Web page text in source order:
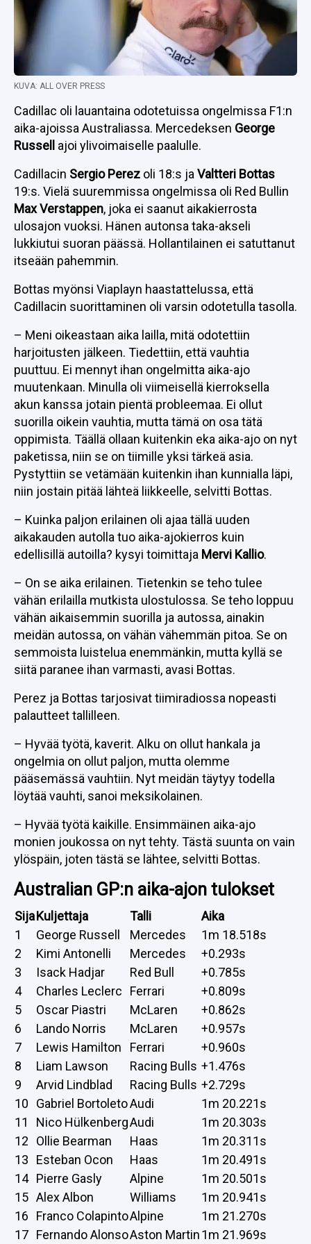
KUVA: ALL OVER PRESS
Cadillac oli lauantaina odotetuissa ongelmissa F1:n
aika-ajoissa Australiassa. Mercedeksen George
Russell
ajoi ylivoimaiselle paalulle.
Cadillacin Sergio Perez oli 18:s ja Valtteri Bottas
19:s. Vielä suuremmissa ongelmissa oli Red Bullin
Max Verstappen, joka ei saanut aikakierrosta
ulosajon vuoksi. Hänen autonsa taka-akseli
lukkiutui suoran päässä. Hollantilainen ei satuttanut
itseään pahemmin.
Bottas myönsi Viaplayn haastattelussa, että
Cadillacin suorittaminen oli varsin odotetulla tasolla.
– Meni oikeastaan aika lailla, mitä odotettiin
harjoitusten jälkeen. Tiedettiin, että vauhtia
puuttuu. Ei mennyt ihan ongelmitta aika-ajo
muutenkaan. Minulla oli viimeisellä kierroksella
akun kanssa jotain pientä probleemaa. Ei ollut
suorilla oikein vauhtia, mutta tämä on osa tätä
oppimista. Täällä ollaan kuitenkin eka aika-ajo on nyt
paketissa, niin se on tiimille yksi tärkeä asia.
Pystyttiin se vetämään kuitenkin ihan kunnialla läpi,
niin jostain pitää lähteä liikkeelle, selvitti Bottas.
– Kuinka paljon erilainen oli ajaa tällä uuden
aikakauden autolla tuo aika-ajokierros kuin
edellisillä autoilla? kysyi toimittaja Mervi Kallio.
– On se aika erilainen. Tietenkin se teho tulee
vähän erilailla mutkista ulostulossa. Se teho loppuu
vähän aikaisemmin suorilla ja autossa, ainakin
meidän autossa, on vähän vähemmän pitoa. Se on
semmoista luistelua enemmänkin, mutta kyllä se
siitä paranee ihan varmasti, avasi Bottas.
Perez ja Bottas tarjosivat tiimiradiossa nopeasti
palautteet tallilleen.
– Hyvää työtä, kaverit. Alku on ollut hankala ja
ongelmia on ollut paljon, mutta olemme
pääsemässä vauhtiin. Nyt meidän täytyy todella
löytää vauhti, sanoi meksikolainen.
– Hyvää työtä kaikille. Ensimmäinen aika-ajo
monien joukossa on nyt tehty. Tästä suunta on vain
ylöspäin, joten tästä se lähtee, selvitti Bottas.
Australian GP:n aika-ajon tulokset
SijaKuljettaja Talli
Aika
1
George Russell Mercedes
1m 18.518s
2
Kimi Antonelli Mercedes
+0.293s
3
Isack Hadjar Red Bull
+0.785s
4
Charles Leclerc Ferrari
+0.809s
5
Oscar Piastri McLaren
+0.862s
6
Lando Norris McLaren
+0.957s
7
Lewis Hamilton Ferrari
+0.960s
8
Liam Lawson Racing Bulls +1.476s
9
Arvid Lindblad Racing Bulls +2.729s
10
Gabriel BortoletoAudi
1m 20.221s
11
Nico HülkenbergAudi
1m 20.303s
12
Ollie Bearman Haas
1m 20.311s
13
Esteban Ocon Haas
1m 20.491s
14 Pierre Gasly Alpine
1m 20.501s
15 Alex Albon Williams
1m 20.941s
16
Franco ColapintoAlpine
1m 21.270s
17 Fernando AlonsoAston Martin1m 21.969s